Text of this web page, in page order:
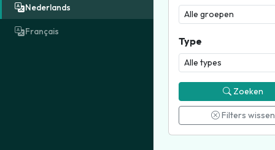
Nederlands
Français
Type
Zoeken
Filters wissen